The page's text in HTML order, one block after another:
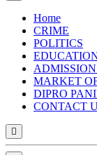
Home
CRIME
POLITICS
MARKET
DIPRO
CONTACT